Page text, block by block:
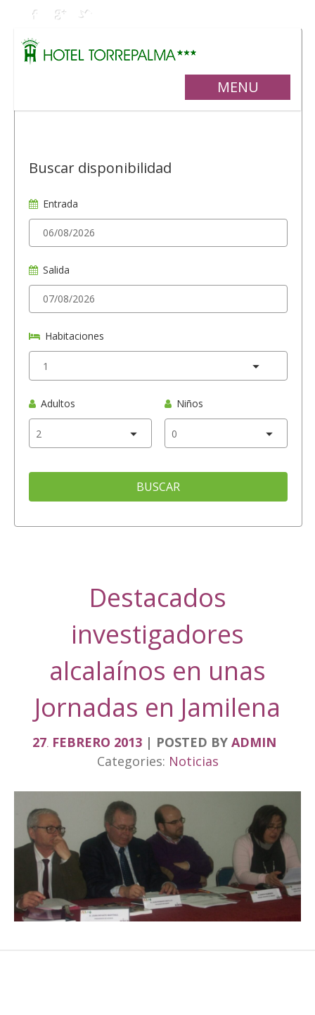
MENU
Buscar disponibilidad
Entrada
Salida
Habitaciones
Adultos Niños
BUSCAR
Destacados
investigadores
alcalaínos en unas
Jornadas en Jamilena
27. FEBRERO 2013 POSTED BY ADMIN
Categories: Noticias